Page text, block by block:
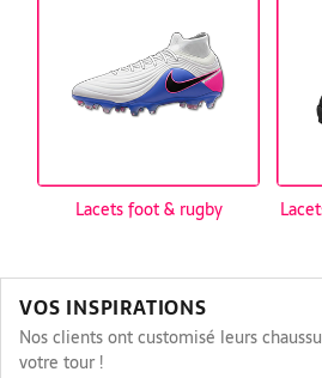
Lacets foot & rugby
VOS INSPIRATIONS
Nos clients ont customisé leurs
votre tour !